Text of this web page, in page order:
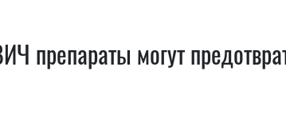
препараты могут